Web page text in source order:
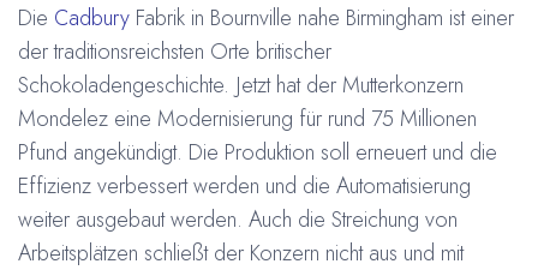
Die Cadbury Fabrik in Bournville nahe Birmingham ist einer
der traditionsreichsten Orte britischer
Schokoladengeschichte. Jetzt hat der Mutterkonzern
Mondelez eine Modernisierung für rund 75 Millionen
Pfund angekündigt. Die Produktion soll erneuert und die
Effizienz verbessert werden und die Automatisierung
weiter ausgebaut werden. Auch die Streichung von
Arbeitsplätzen schließt der Konzern nicht aus und mit